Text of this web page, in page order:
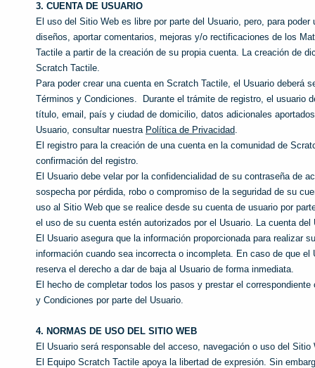
3. CUENTA DE USUARIO
El uso del Sitio Web es libre por parte del Usuario, pero, para
diseños, aportar comentarios, mejoras y/o rectificaciones de los
Tactile a partir de la creación de su propia cuenta. La creación de
Scratch Tactile.
Para poder crear una cuenta en Scratch Tactile, el Usuario deberá
Términos y Condiciones. Durante el trámite de registro, el usuario
título, email, país y ciudad de domicilio, datos adicionales
Usuario, consultar nuestra Política de Privacidad.
El registro para la creación de una cuenta en la comunidad de
confirmación del registro.
El Usuario debe velar por la confidencialidad de su contraseña de
sospecha por pérdida, robo o compromiso de la seguridad de su
uso al Sitio Web que se realice desde su cuenta de usuario por
el uso de su cuenta estén autorizados por el Usuario. La cuenta
El Usuario asegura que la información proporcionada para
información cuando sea incorrecta o incompleta. En caso de que
reserva el derecho a dar de baja al Usuario de forma inmediata.
El hecho de completar todos los pasos y prestar el
y Condiciones por parte del Usuario.
4. NORMAS DE USO DEL SITIO WEB
El Usuario será responsable del acceso, navegación o uso del
El Equipo Scratch Tactile apoya la libertad de expresión. Sin